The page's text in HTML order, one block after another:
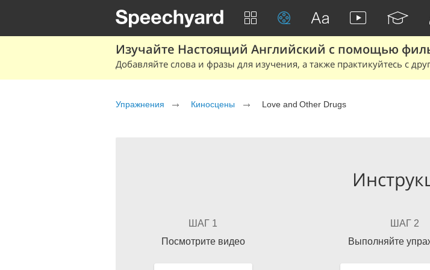
Изучайте Настоящий Английский с помощью
Добавляйте слова и фразы для изучения, а также практикуйтесь с
Упражнения Киносцены Love and Other Drugs
ШАГ 1
Посмотрите видео
ШАГ 2
Выполняйте